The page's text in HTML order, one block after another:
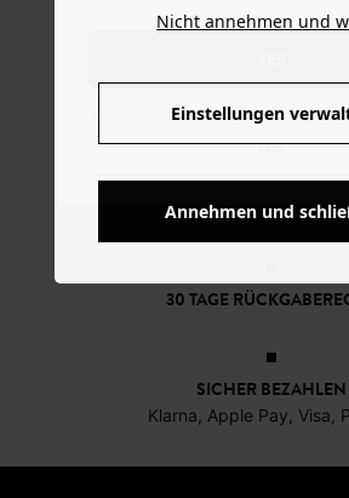
NO
KOSTENFREIE
Ab 60€*
30 TAGE
SICHER BEZAHLEN
Klarna, Apple Pay, Visa,
Nicht annehmen und
Einstellungen
Annehmen und